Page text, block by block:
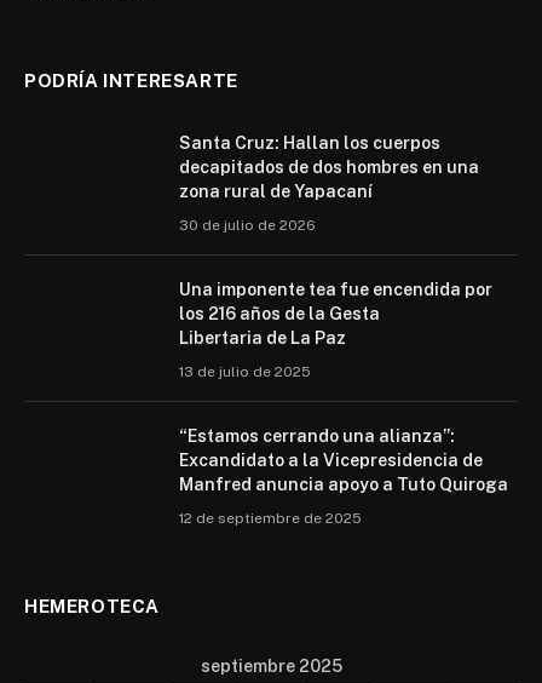
PODRÍA INTERESARTE
Santa Cruz: Hallan los cuerpos
decapitados de dos hombres en una
zona rural de Yapacaní
30 de julio de 2026
Una imponente tea fue encendida por
los 216 años de la Gesta
Libertaria de La Paz
13 de julio de 2025
“Estamos cerrando una alianza”:
Excandidato a la Vicepresidencia de
Manfred anuncia apoyo a Tuto Quiroga
12 de septiembre de 2025
HEMEROTECA
septiembre 2025